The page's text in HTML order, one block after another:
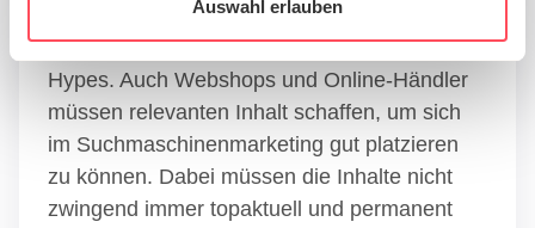
zu können und die Zugriffe auf unsere Website zu
Verwendung unserer Website an unsere Partner für
soziale Medien, Werbung und Analysen weiter. Unsere
Partner führen diese Informationen möglicherweise mit
weiteren Daten zusammen, die Sie ihnen bereitgestellt
haben oder die sie im Rahmen Ihrer Nutzung der Dienste
gesammelt haben.
Auswahl erlauben
„Content is King“ gilt immer noch und / oder
gerade in Zeiten des Content Marketing
Hypes. Auch Webshops und Online-Händler
müssen relevanten Inhalt schaffen, um sich
im Suchmaschinenmarketing gut platzieren
zu können. Dabei müssen die Inhalte nicht
zwingend immer topaktuell und permanent